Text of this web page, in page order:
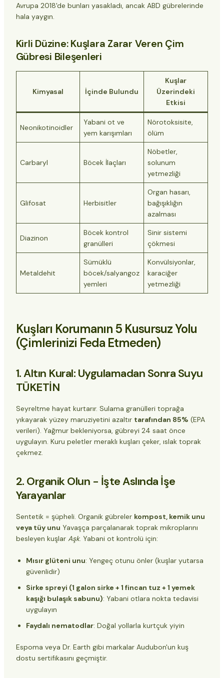
Avrupa 2018'de bunları yasakladı, ancak ABD gübrelerinde
hala yaygın.
Kirli Düzine: Kuşlara Zarar Veren Çim
Gübresi Bileşenleri
Kimyasal İçinde Bulundu
Kuşlar
Üzerindeki
Etkisi
Neonikotinoidler
Yabani ot ve
yem karışımları
Nörotoksisite,
ölüm
Carbaryl Böcek İlaçları
Nöbetler,
solunum
yetmezliği
Glifosat Herbisitler
Organ hasarı,
bağışıklığın
azalması
Diazinon
Böcek kontrol
granülleri
Sinir sistemi
çökmesi
Metaldehit
Sümüklü
böcek/salyangoz
yemleri
Konvülsiyonlar,
karaciğer
yetmezliği
Kuşları Korumanın 5 Kusursuz Yolu
(Çimlerinizi Feda Etmeden)
1. Altın Kural: Uygulamadan Sonra Suyu
TÜKETİN
Seyreltme hayat kurtarır. Sulama granülleri toprağa
yıkayarak yüzey maruziyetini azaltır tarafından 85% (EPA
verileri). Yağmur bekleniyorsa, gübreyi 24 saat önce
uygulayın. Kuru peletler meraklı kuşları çeker, ıslak toprak
çekmez.
2. Organik Olun - İşte Aslında İşe
Yarayanlar
Sentetik = şüpheli. Organik gübreler kompost, kemik unu
veya tüy unu Yavaşça parçalanarak toprak mikroplarını
besleyen kuşlar Aşk. Yabani ot kontrolü için:
Mısır glüteni unu: Yengeç otunu önler (kuşlar yutarsa
güvenlidir)
Sirke spreyi (1 galon sirke + 1 fincan tuz + 1 yemek
kaşığı bulaşık sabunu): Yabani otlara nokta tedavisi
uygulayın
Faydalı nematodlar: Doğal yollarla kurtçuk yiyin
Espoma veya Dr. Earth gibi markalar Audubon'un kuş
dostu sertifikasını geçmiştir.